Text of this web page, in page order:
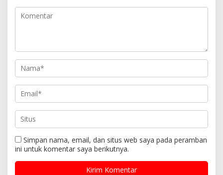
Simpan nama, email, dan situs web saya pada peramban
ini untuk komentar saya berikutnya.